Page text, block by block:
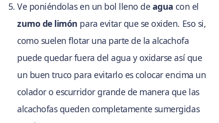
Ve poniéndolas en un bol lleno de agua con el
zumo de limón para evitar que se oxiden. Eso si,
como suelen flotar una parte de la alcachofa
puede quedar fuera del agua y oxidarse así que
un buen truco para evitarlo es colocar encima un
colador o escurridor grande de manera que las
alcachofas queden completamente sumergidas